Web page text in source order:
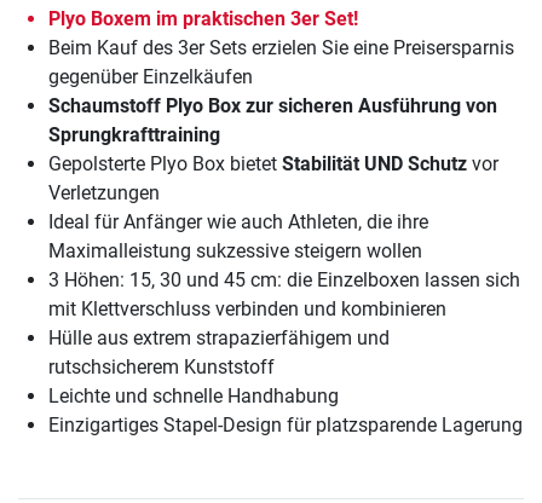
Plyo Boxem im praktischen 3er Set!
Beim Kauf des 3er Sets erzielen Sie eine Preisersparnis
gegenüber Einzelkäufen
Schaumstoff Plyo Box zur sicheren Ausführung von
Sprungkrafttraining
Gepolsterte Plyo Box bietet Stabilität UND Schutz vor
Verletzungen
Ideal für Anfänger wie auch Athleten, die ihre
Maximalleistung sukzessive steigern wollen
3 Höhen: 15, 30 und 45 cm: die Einzelboxen lassen sich
mit Klettverschluss verbinden und kombinieren
Hülle aus extrem strapazierfähigem und
rutschsicherem Kunststoff
Leichte und schnelle Handhabung
Einzigartiges Stapel-Design für platzsparende Lagerung